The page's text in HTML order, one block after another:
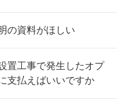
の資料がほしい
置工事で発生したオプ
支払えばいいですか